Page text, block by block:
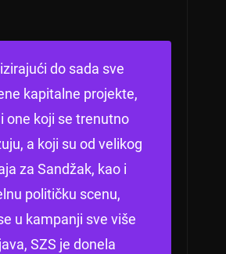
do sada sve
kapitalne projekte,
one koji se trenutno
a koji su od velikog
za Sandžak, kao i
političku scenu,
u kampanji sve više
SZS je donela